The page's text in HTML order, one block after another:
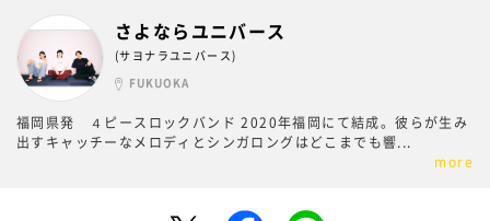
さよならユニバース
(サヨナラユニバース)
FUKUOKA
福岡県発 ４ピースロックバンド 2020年福岡にて結成。彼らが生み
出すキャッチーなメロディとシンガロングはどこまでも響...
more